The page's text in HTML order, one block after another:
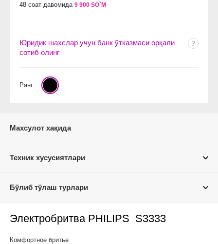
48 соат давомида 9 900 SO`M
Юридик шахслар учун банк ўтказмаси орқали
сотиб олинг
Ранг
Махсулот хақида
Техник хусусиятлари
Бўлиб тўлаш турлари
Электробритва PHILIPS S3333
Комфортное бритье